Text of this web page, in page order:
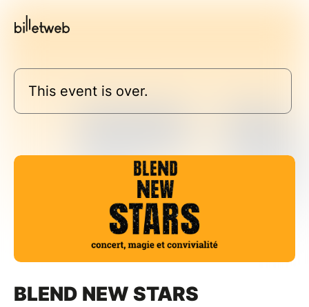
This event is over.
BLEND NEW STARS